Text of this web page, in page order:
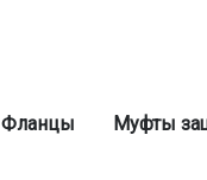
Фланцы Муфты